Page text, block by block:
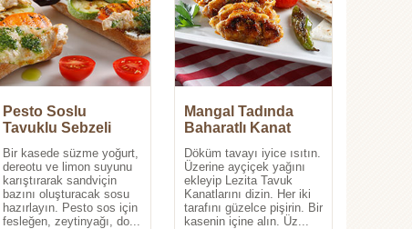
Pesto Soslu
Tavuklu Sebzeli
Bir kasede süzme yoğurt,
dereotu ve limon suyunu
karıştırarak sandviçin
bazını oluşturacak sosu
hazırlayın. Pesto sos için
fesleğen, zeytinyağı, do...
Mangal Tadında
Baharatlı Kanat
Döküm tavayı iyice ısıtın.
Üzerine ayçiçek yağını
ekleyip Lezita Tavuk
Kanatlarını dizin. Her iki
tarafını güzelce pişirin. Bir
kasenin içine alın. Üz...